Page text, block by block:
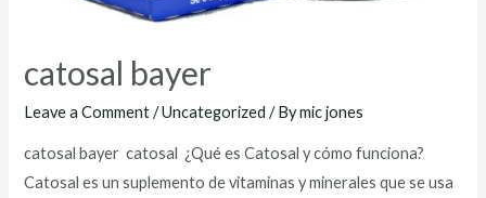
catosal bayer
Leave a Comment /Uncategorized / Bymic jones
catosal bayer catosal ¿Qué es Catosal y cómo funciona?
Catosal es un suplemento de vitaminas y minerales que se usa